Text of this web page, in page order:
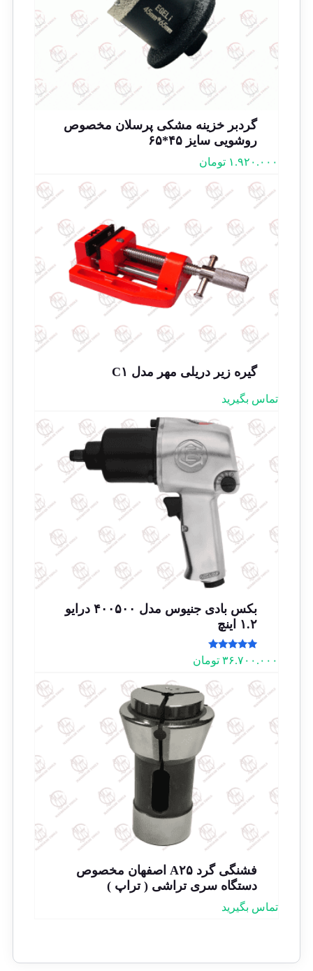
گردبر خزینه مشکی پرسلان مخصوص
روشویی سایز ۴۵*۶۵
۱.۹۲۰.۰۰۰ تومان
گیره زیر دریلی مهر مدل C۱
تماس بگیرید
بکس بادی جنیوس مدل ۴۰۰۵۰۰ درایو
۱.۲ اینچ
امتیاز
5.00
۳۶.۷۰۰.۰۰۰ تومان
فشنگی گرد A۲۵ اصفهان مخصوص
دستگاه سری تراشی ( تراپ )
تماس بگیرید